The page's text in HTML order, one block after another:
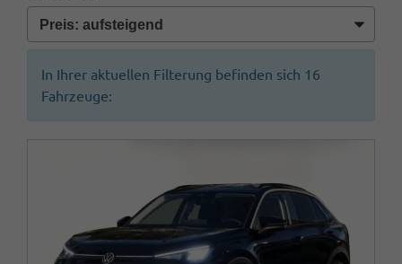
In Ihrer aktuellen Filterung befinden sich 16
Fahrzeuge: